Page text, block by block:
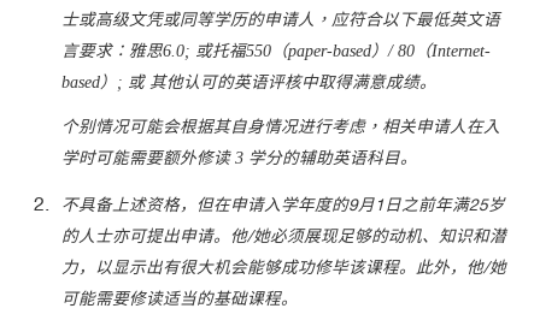
士或高级文凭或同等学历的申请人，应符合以下最低英文语
言要求：雅思6.0; 或托福550（paper-based）/ 80（Internet-
based）; 或 其他认可的英语评核中取得满意成绩。
个别情况可能会根据其自身情况进行考虑，相关申请人在入
学时可能需要额外修读3 学分的辅助英语科目。
不具备上述资格，但在申请入学年度的9月1日之前年满25岁
的人士亦可提出申请。他/她必须展现足够的动机、知识和潜
力，以显示出有很大机会能够成功修毕该课程。此外，他/她
可能需要修读适当的基础课程。